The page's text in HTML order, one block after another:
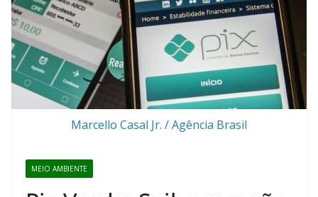
Marcello Casal Jr. / Agência Brasil
MEIO AMBIENTE